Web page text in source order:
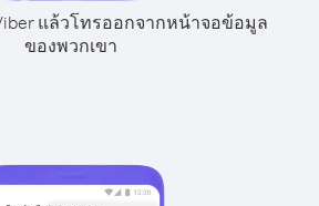
แล้วโทรออกจากหน้าจอข้อมูล
ของพวกเขา